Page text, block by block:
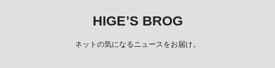
HIGE’S BROG
ネットの気になるニュースをお届け。